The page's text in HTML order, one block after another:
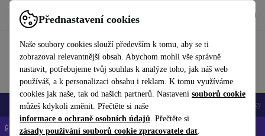
Přednastavení cookies
Naše soubory cookies slouží především k tomu, aby se ti
zobrazoval relevantnější obsah. Abychom mohli vše správně
nastavit, potřebujeme tvůj souhlas k analýze toho, jak náš web
používáš, a k personalizaci obsahu i reklam. K tomu využíváme
cookies jak naše, tak od našich partnerů. Nastavení souborů cookie
můžeš kdykoli změnit. Přečtěte si naše
informace o ochraně osobních údajů. Přečtěte si
zásady používání souborů cookie zpracovatele dat.
Používejte refurbed rychle a snadno
Mobily a smartphony Notebooky Tablety Doplňky
📱 -5 % NAVÍC na všechny iPhony – kód: IPHONEDEAL-